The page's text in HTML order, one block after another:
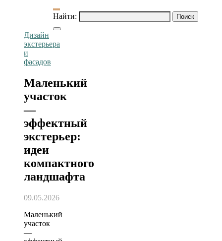
Найти:
Дизайн
экстерьера
и
фасадов
Маленький
участок
—
эффектный
экстерьер:
идеи
компактного
ландшафта
09.05.2026
Маленький
участок
—